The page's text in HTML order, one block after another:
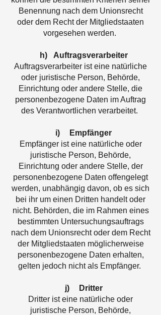
Benennung nach dem Unionsrecht
oder dem Recht der Mitgliedstaaten
vorgesehen werden.
h) Auftragsverarbeiter
Auftragsverarbeiter ist eine natürliche
oder juristische Person, Behörde,
Einrichtung oder andere Stelle, die
personenbezogene Daten im Auftrag
des Verantwortlichen verarbeitet.
i) Empfänger
Empfänger ist eine natürliche oder
juristische Person, Behörde,
Einrichtung oder andere Stelle, der
personenbezogene Daten offengelegt
werden, unabhängig davon, ob es sich
bei ihr um einen Dritten handelt oder
nicht. Behörden, die im Rahmen eines
bestimmten Untersuchungsauftrags
nach dem Unionsrecht oder dem Recht
der Mitgliedstaaten möglicherweise
personenbezogene Daten erhalten,
gelten jedoch nicht als Empfänger.
j) Dritter
Dritter ist eine natürliche oder
juristische Person, Behörde,